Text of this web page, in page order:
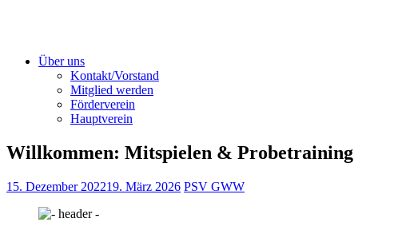
Über uns
Kontakt/Vorstand
Mitglied werden
Förderverein
Hauptverein
Willkommen: Mitspielen & Probetraining
15. Dezember 202219. März 2026 PSV GWW